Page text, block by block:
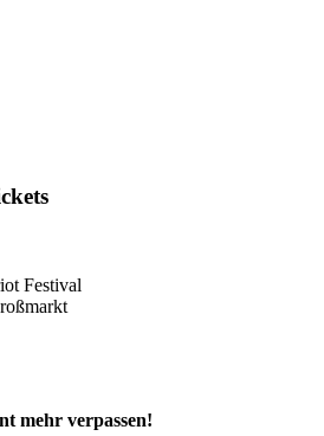
Festival
mehr verpassen!